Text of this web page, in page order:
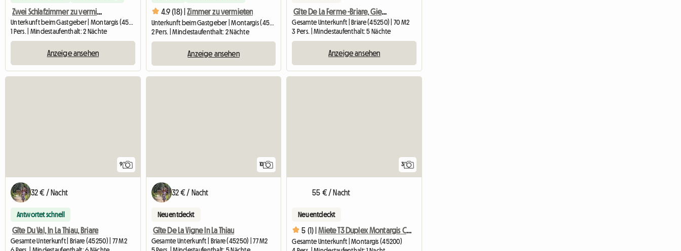
Zwei Schlafzimmer zu vermieten
1 Pers. | Mindestaufenthalt: 2 Nächte
Anzeige ansehen
4.9 (18) | Zimmer zu vermieten
2 Pers. | Mindestaufenthalt: 2 Nächte
Anzeige ansehen
Gîte De La Ferme -Briare, Gien, Sancerre
Gesamte Unterkunft | Briare (45250) | 70 M2
3 Pers. | Mindestaufenthalt: 5 Nächte
Anzeige ansehen
9
32 € / Nacht
Antwortet schnell
Gîte Du Val, In La Thiau, Briare
Gesamte Unterkunft | Briare (45250) | 77 M2
10
32 € / Nacht
Neu entdeckt
Gîte De La Vigne In La Thiau
Gesamte Unterkunft | Briare (45250) | 77 M2
3
55 € / Nacht
Neu entdeckt
5 (1) | Miete T3 Duplex Montargis Center
Gesamte Unterkunft | Montargis (45200)